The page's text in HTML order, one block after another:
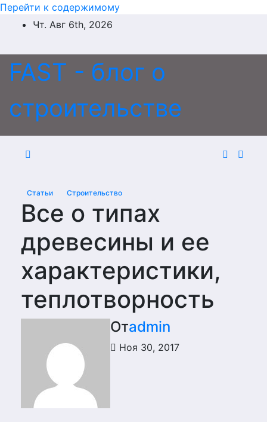
Перейти к содержимому
Чт. Авг 6th, 2026
FAST - блог о
строительстве
Статьи Строительство
Все о типах
древесины и ее
характеристики,
теплотворность
Отadmin
Ноя 30, 2017